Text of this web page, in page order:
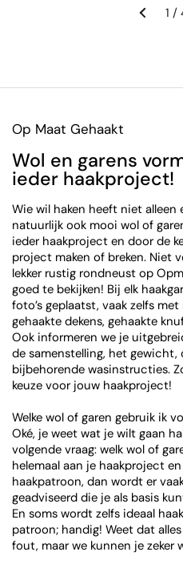
Vorige 1 /
Op Maat Gehaakt
Wol en garens
ieder haakproject!
Wie wil haken heeft niet alleen
natuurlijk ook mooi wol of
ieder haakproject en door de
project maken of breken. Niet
lekker rustig rondneust op
goed te bekijken! Bij elk
foto’s geplaatst, vaak zelfs
gehaakte dekens, gehaakte
Ook informeren we je
de samenstelling, het gewicht,
bijbehorende wasinstructies.
keuze voor jouw haakproject!
Welke wol of garen gebruik ik
Oké, je weet wat je wilt gaan
volgende vraag: welk wol of
helemaal aan je haakproject
haakpatroon, dan wordt er
geadviseerd die je als basis
En soms wordt zelfs ideaal
patroon; handig! Weet dat
fout, maar we kunnen je zeker